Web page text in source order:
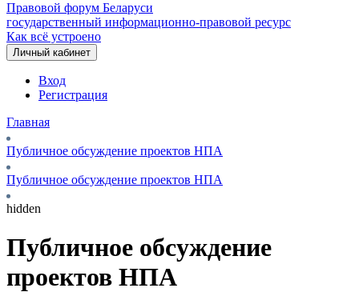
Правовой форум Беларуси
государственный информационно-правовой ресурс
Как всё устроено
Личный кабинет
Вход
Регистрация
Главная
Публичное обсуждение проектов НПА
Публичное обсуждение проектов НПА
hidden
Публичное обсуждение
проектов НПА